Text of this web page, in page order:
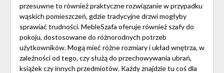
przesuwne to również praktyczne rozwiązanie w przypadku
wąskich pomieszczeń, gdzie tradycyjne drzwi mogłyby
sprawiać trudności. MebleSzafa oferuje również szafy do
pokoju, dostosowane do różnorodnych potrzeb
użytkowników. Mogą mieć różne rozmiary i układ wnętrza, w
zależności od tego, czy służą do przechowywania ubrań,
książek czy innych przedmiotów. Każdy znajdzie tu coś dla